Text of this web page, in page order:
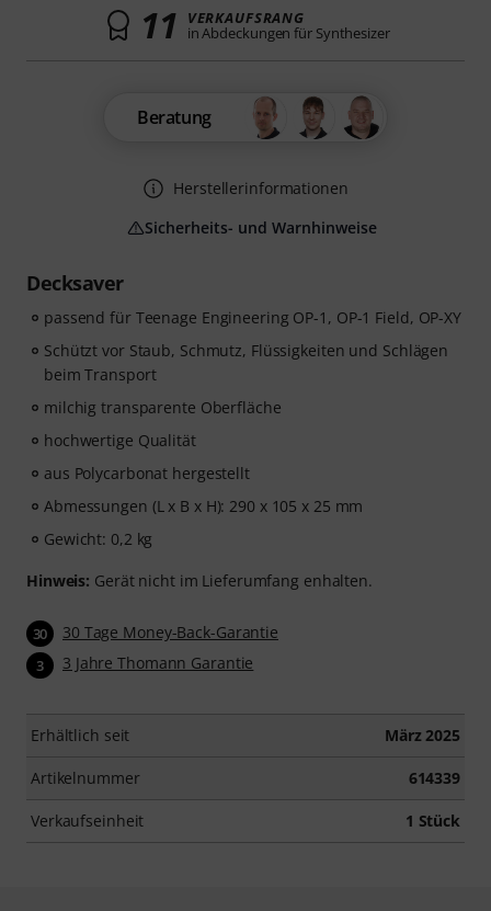
Decksaver
passend für Teenage Engineering OP-1, OP-1 Field, OP-XY
Schützt vor Staub, Schmutz, Flüssigkeiten und Schlägen
beim Transport
milchig transparente Oberfläche
hochwertige Qualität
aus Polycarbonat hergestellt
Abmessungen (L x B x H): 290 x 105 x 25 mm
Gewicht: 0,2 kg
Hinweis: Gerät nicht im Lieferumfang enhalten.
30 30 Tage Money-Back-Garantie
3 3 Jahre Thomann Garantie
Erhältlich seit März 2025
Artikelnummer 614339
Verkaufseinheit 1 Stück
11 VERKAUFSRANG
in Abdeckungen für Synthesizer
Beratung
Herstellerinformationen
Sicherheits- und Warnhinweise